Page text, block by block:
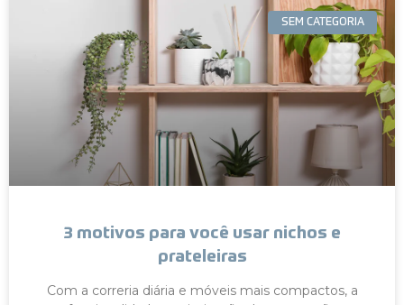
SEM CATEGORIA
3 motivos para você usar nichos e
prateleiras
Com a correria diária e móveis mais compactos, a